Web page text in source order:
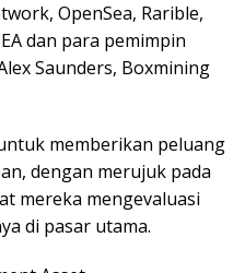
OpenSea, Rarible,
dan para pemimpin
Saunders, Boxmining
memberikan peluang
dengan merujuk pada
mereka mengevaluasi
di pasar utama.